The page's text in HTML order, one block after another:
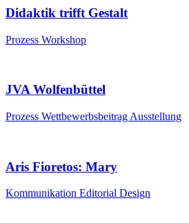
Didaktik trifft Gestalt
Prozess Workshop
JVA Wolfenbüttel
Prozess Wettbewerbsbeitrag Ausstellung
Aris Fioretos: Mary
Kommunikation Editorial Design